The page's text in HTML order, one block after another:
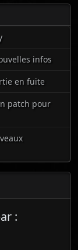
infos
en fuite
patch pour
: